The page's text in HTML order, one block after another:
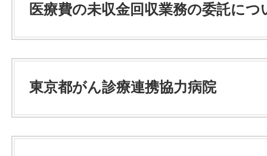
医療費の未収金回収業務の委託につ
東京都がん診療連携協力病院